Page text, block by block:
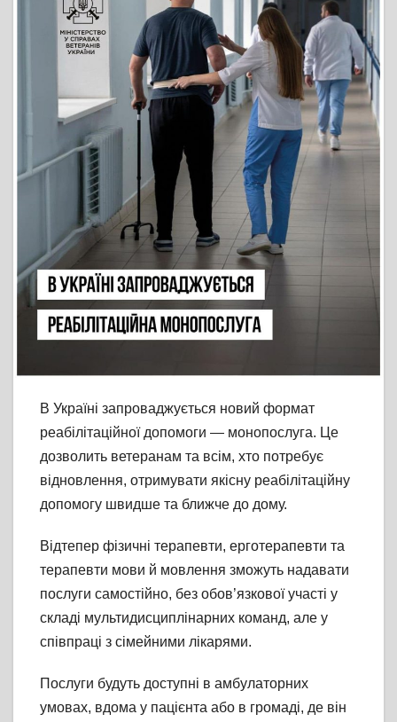
В Україні запроваджується новий формат
реабілітаційної допомоги — монопослуга. Це
дозволить ветеранам та всім, хто потребує
відновлення, отримувати якісну реабілітаційну
допомогу швидше та ближче до дому.
Відтепер фізичні терапевти, ерготерапевти та
терапевти мови й мовлення зможуть надавати
послуги самостійно, без обов’язкової участі у
складі мультидисциплінарних команд, але у
співпраці з сімейними лікарями.
Послуги будуть доступні в амбулаторних
умовах, вдома у пацієнта або в громаді, де він